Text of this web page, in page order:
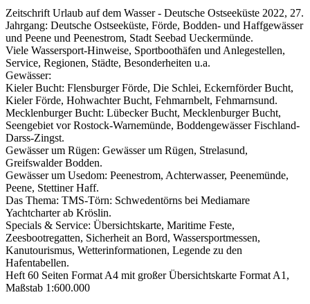
Zeitschrift Urlaub auf dem Wasser - Deutsche Ostseeküste 2022, 27.
Jahrgang: Deutsche Ostseeküste, Förde, Bodden- und Haffgewässer
und Peene und Peenestrom, Stadt Seebad Ueckermünde.
Viele Wassersport-Hinweise, Sportboothäfen und Anlegestellen,
Service, Regionen, Städte, Besonderheiten u.a.
Gewässer:
Kieler Bucht: Flensburger Förde, Die Schlei, Eckernförder Bucht,
Kieler Förde, Hohwachter Bucht, Fehmarnbelt, Fehmarnsund.
Mecklenburger Bucht: Lübecker Bucht, Mecklenburger Bucht,
Seengebiet vor Rostock-Warnemünde, Boddengewässer Fischland-
Darss-Zingst.
Gewässer um Rügen: Gewässer um Rügen, Strelasund,
Greifswalder Bodden.
Gewässer um Usedom: Peenestrom, Achterwasser, Peenemünde,
Peene, Stettiner Haff.
Das Thema: TMS-Törn: Schwedentörns bei Mediamare
Yachtcharter ab Kröslin.
Specials & Service: Übersichtskarte, Maritime Feste,
Zeesbootregatten, Sicherheit an Bord, Wassersportmessen,
Kanutourismus, Wetterinformationen, Legende zu den
Hafentabellen.
Heft 60 Seiten Format A4 mit großer Übersichtskarte Format A1,
Maßstab 1:600.000